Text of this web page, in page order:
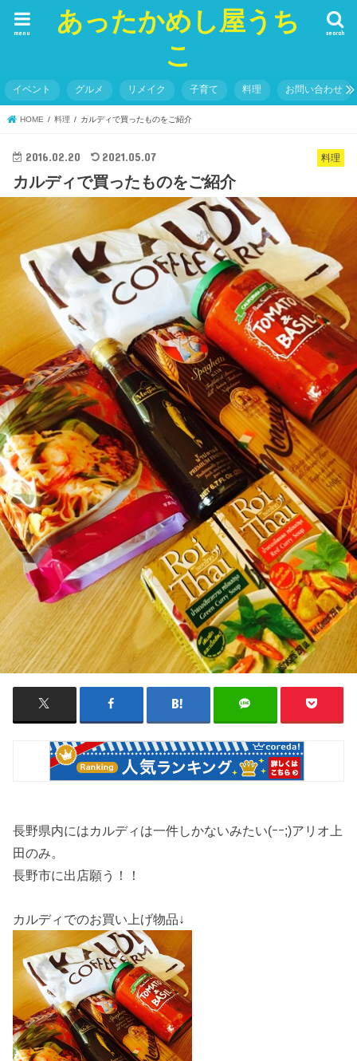
あったかめし屋うち
こ
search
menu
イベント グルメ リメイク 子育て 料理 お問い合わせ
HOME 料理 カルディで買ったものをご紹介
料理
2016.02.20 2021.05.07
カルディで買ったものをご紹介
長野県内にはカルディは一件しかないみたい(ｰｰ;)アリオ上
田のみ。
長野市に出店願う！！
カルディでのお買い上げ物品↓